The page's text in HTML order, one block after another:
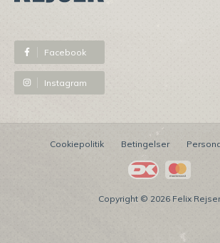
Facebook
Instagram
Copyright © 2026 Felix Rejser
Cookiepolitik Betingelser